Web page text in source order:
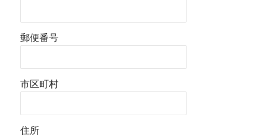
郵便番号
市区町村
住所